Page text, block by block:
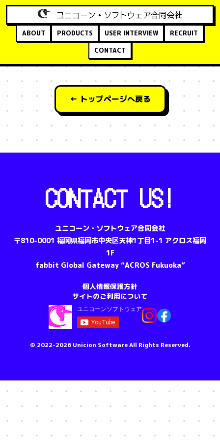
ユニコーン・ソフトウェア合同会社
ABOUT PRODUCTS USER INTERVIEW
RECRUIT
CONTACT
指定されたページは存在しません。
← トップページへ戻る
CONTACT US!
ユニコーン・ソフトウェア合同会社
〒810-0001 福岡県福岡市中央区天神1丁目1-1 アクロス福岡
1F
fabbit Global Gateway “ACROS Fukuoka”
個人情報保護方針
サイトのご利用について
© 2022-2026 Unicion Software All Rights Reserved.
当社サービスの提供・運営のため
お問い合わせに回答するため（本人確認を含む）
メンテナンス、重要なお知らせなど必要に応じたご連絡
上記の利用目的に付随する目的